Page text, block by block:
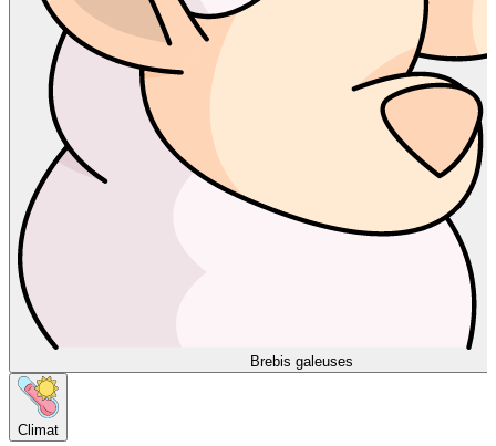
Brebis galeuses
Climat